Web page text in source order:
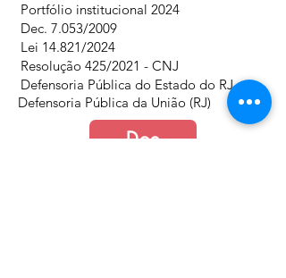
Portfólio institucional 2024
Dec. 7.053/2009
Lei 14.821/2024
Resolução 425/2021 - CNJ
Defensoria Pública do Estado do RJ
Defensoria Pública da União (RJ)
Doe